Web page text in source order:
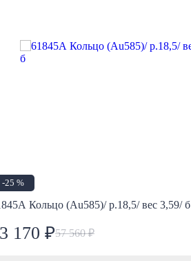
-25 %
Кольцо (Au585)/ р.18,5/ вес 3,59/ б
170 ₽57 560 ₽